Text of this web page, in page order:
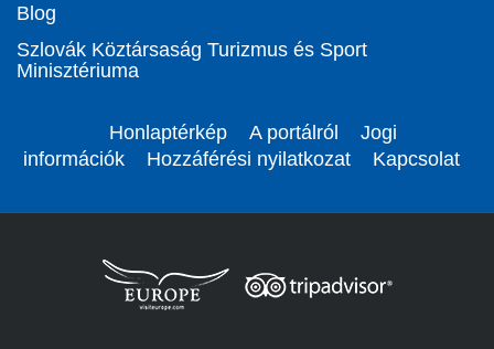
Blog
Szlovák Köztársaság Turizmus és Sport
Minisztériuma
Honlaptérkép A portálról
Jogi
információk
Hozzáférési nyilatkozat Kapcsolat